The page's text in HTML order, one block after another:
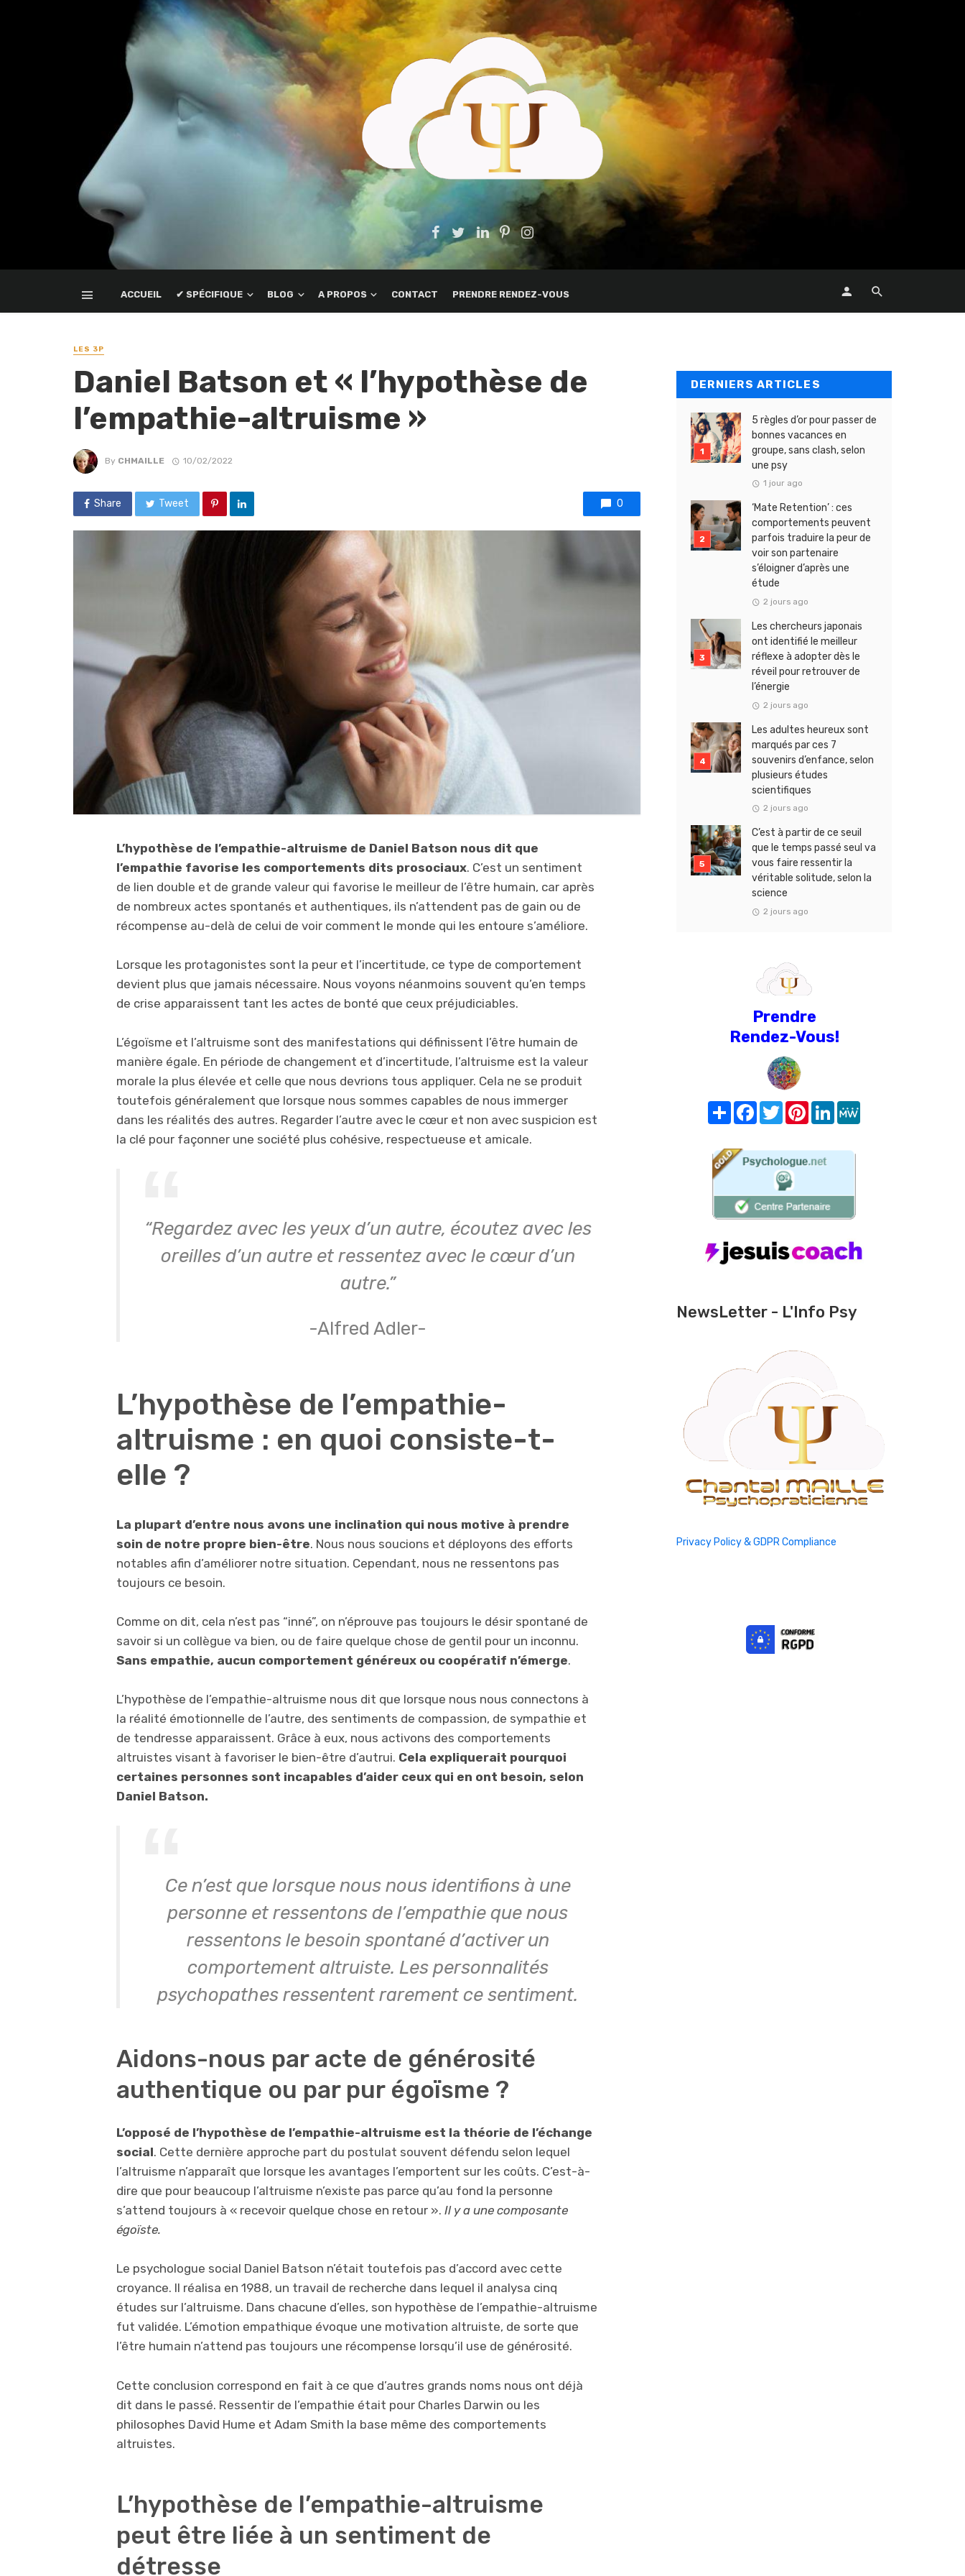
ACCUEIL ✔ SPÉCIFIQUE BLOG A PROPOS CONTACT PRENDRE RENDEZ-VOUS
LES 3P
Daniel Batson et « l’hypothèse de
l’empathie-altruisme »
By CHMAILLE 10/02/2022
Share Tweet 0
L’hypothèse de l’empathie-altruisme de Daniel Batson nous dit que
l’empathie favorise les comportements dits prosociaux. C’est un sentiment
de lien double et de grande valeur qui favorise le meilleur de l’être humain, car après
de nombreux actes spontanés et authentiques, ils n’attendent pas de gain ou de
récompense au-delà de celui de voir comment le monde qui les entoure s’améliore.
Lorsque les protagonistes sont la peur et l’incertitude, ce type de comportement
devient plus que jamais nécessaire. Nous voyons néanmoins souvent qu’en temps
de crise apparaissent tant les actes de bonté que ceux préjudiciables.
L’égoïsme et l’altruisme sont des manifestations qui définissent l’être humain de
manière égale. En période de changement et d’incertitude, l’altruisme est la valeur
morale la plus élevée et celle que nous devrions tous appliquer. Cela ne se produit
toutefois généralement que lorsque nous sommes capables de nous immerger
dans les réalités des autres. Regarder l’autre avec le cœur et non avec suspicion est
la clé pour façonner une société plus cohésive, respectueuse et amicale.
“Regardez avec les yeux d’un autre, écoutez avec les
oreilles d’un autre et ressentez avec le cœur d’un
autre.”
-Alfred Adler-
L’hypothèse de l’empathie-
altruisme : en quoi consiste-t-
elle ?
La plupart d’entre nous avons une inclination qui nous motive à prendre
soin de notre propre bien-être. Nous nous soucions et déployons des efforts
notables afin d’améliorer notre situation. Cependant, nous ne ressentons pas
toujours ce besoin.
Comme on dit, cela n’est pas “inné”, on n’éprouve pas toujours le désir spontané de
savoir si un collègue va bien, ou de faire quelque chose de gentil pour un inconnu.
Sans empathie, aucun comportement généreux ou coopératif n’émerge.
L’hypothèse de l’empathie-altruisme nous dit que lorsque nous nous connectons à
la réalité émotionnelle de l’autre, des sentiments de compassion, de sympathie et
de tendresse apparaissent. Grâce à eux, nous activons des comportements
altruistes visant à favoriser le bien-être d’autrui. Cela expliquerait pourquoi
certaines personnes sont incapables d’aider ceux qui en ont besoin, selon
Daniel Batson.
Ce n’est que lorsque nous nous identifions à une
personne et ressentons de l’empathie que nous
ressentons le besoin spontané d’activer un
comportement altruiste. Les personnalités
psychopathes ressentent rarement ce sentiment.
Aidons-nous par acte de générosité
authentique ou par pur égoïsme ?
L’opposé de l’hypothèse de l’empathie-altruisme est la théorie de l’échange
social. Cette dernière approche part du postulat souvent défendu selon lequel
l’altruisme n’apparaît que lorsque les avantages l’emportent sur les coûts. C’est-à-
dire que pour beaucoup l’altruisme n’existe pas parce qu’au fond la personne
s’attend toujours à « recevoir quelque chose en retour ». Il y a une composante
égoïste.
Le psychologue social Daniel Batson n’était toutefois pas d’accord avec cette
croyance. Il réalisa en 1988, un travail de recherche dans lequel il analysa cinq
études sur l’altruisme. Dans chacune d’elles, son hypothèse de l’empathie-altruisme
fut validée. L’émotion empathique évoque une motivation altruiste, de sorte que
l’être humain n’attend pas toujours une récompense lorsqu’il use de générosité.
Cette conclusion correspond en fait à ce que d’autres grands noms nous ont déjà
dit dans le passé. Ressentir de l’empathie était pour Charles Darwin ou les
philosophes David Hume et Adam Smith la base même des comportements
altruistes.
L’hypothèse de l’empathie-altruisme
peut être liée à un sentiment de
détresse
DERNIERS ARTICLES
5 règles d’or pour passer de
bonnes vacances en
groupe, sans clash, selon
une psy
1 jour ago
‘Mate Retention’ : ces
comportements peuvent
parfois traduire la peur de
voir son partenaire
s’éloigner d’après une
étude
2 jours ago
Les chercheurs japonais
ont identifié le meilleur
réflexe à adopter dès le
réveil pour retrouver de
l’énergie
2 jours ago
Les adultes heureux sont
marqués par ces 7
souvenirs d’enfance, selon
plusieurs études
scientifiques
2 jours ago
C’est à partir de ce seuil
que le temps passé seul va
vous faire ressentir la
véritable solitude, selon la
science
2 jours ago
Prendre
Rendez-Vous!
Share FacebookTwitterPinterest
LinkedIn
NewsLetter - L'Info Psy
Privacy Policy & GDPR Compliance